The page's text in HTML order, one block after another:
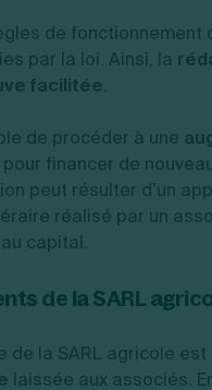
de fonctionnement
par la loi. Ainsi, la
facilitée.
de procéder à une
pour financer de
peut résulter d’un
réalisé par un
capital.
de la SARL
de la SARL agricole est
laissée aux associés.